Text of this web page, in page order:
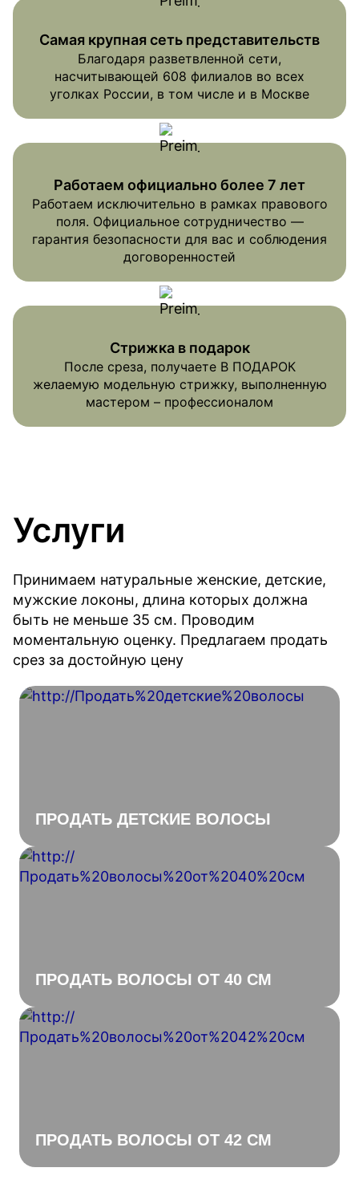
Самая крупная сеть представительств
Благодаря разветвленной сети,
насчитывающей 608 филиалов во всех
уголках России, в том числе и в Москве
Работаем официально более 7 лет
Работаем исключительно в рамках правового
поля. Официальное сотрудничество —
гарантия безопасности для вас и соблюдения
договоренностей
Стрижка в подарок
После среза, получаете В ПОДАРОК
желаемую модельную стрижку, выполненную
мастером – профессионалом
Услуги
Принимаем натуральные женские, детские,
мужские локоны, длина которых должна
быть не меньше 35 см. Проводим
моментальную оценку. Предлагаем продать
срез за достойную цену
ПРОДАТЬ ДЕТСКИЕ ВОЛОСЫ
ПРОДАТЬ ВОЛОСЫ ОТ 40 СМ
ПРОДАТЬ ВОЛОСЫ ОТ 42 СМ